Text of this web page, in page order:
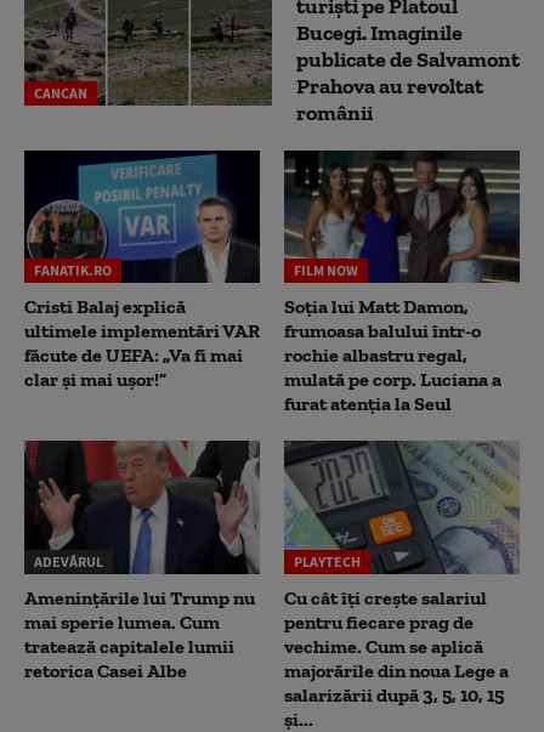
CANCAN
turiști pe Platoul
Bucegi. Imaginile
publicate de Salvamont
Prahova au revoltat
românii
FANATIK.RO
Cristi Balaj explică
ultimele implementări VAR
făcute de UEFA: „Va fi mai
clar și mai ușor!”
FILM NOW
Soția lui Matt Damon,
frumoasa balului într-o
rochie albastru regal,
mulată pe corp. Luciana a
furat atenția la Seul
ADEVĂRUL
Amenințările lui Trump nu
mai sperie lumea. Cum
tratează capitalele lumii
retorica Casei Albe
PLAYTECH
Cu cât îți crește salariul
pentru fiecare prag de
vechime. Cum se aplică
majorările din noua Lege a
salarizării după 3, 5, 10, 15
și...